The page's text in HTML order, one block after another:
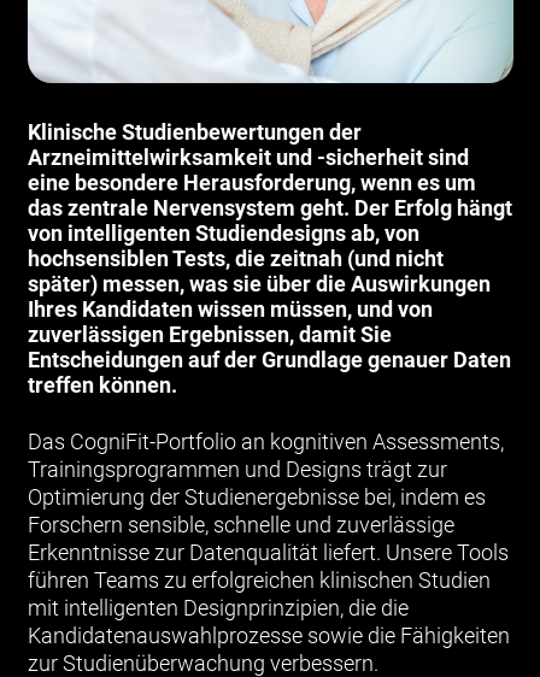
Klinische Studienbewertungen der
Arzneimittelwirksamkeit und -sicherheit sind
eine besondere Herausforderung, wenn es um
das zentrale Nervensystem geht. Der Erfolg hängt
von intelligenten Studiendesigns ab, von
hochsensiblen Tests, die zeitnah (und nicht
später) messen, was sie über die Auswirkungen
Ihres Kandidaten wissen müssen, und von
zuverlässigen Ergebnissen, damit Sie
Entscheidungen auf der Grundlage genauer Daten
treffen können.
Das CogniFit-Portfolio an kognitiven Assessments,
Trainingsprogrammen und Designs trägt zur
Optimierung der Studienergebnisse bei, indem es
Forschern sensible, schnelle und zuverlässige
Erkenntnisse zur Datenqualität liefert. Unsere Tools
führen Teams zu erfolgreichen klinischen Studien
mit intelligenten Designprinzipien, die die
Kandidatenauswahlprozesse sowie die Fähigkeiten
zur Studienüberwachung verbessern.